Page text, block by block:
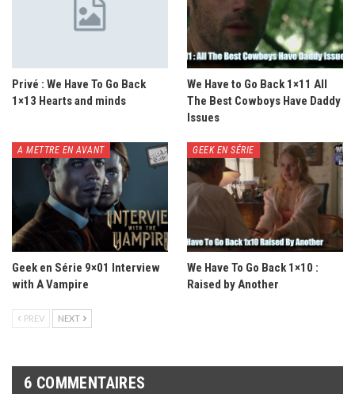
Privé : We Have To Go Back
1×13 Hearts and minds
We Have to Go Back 1×11 All
The Best Cowboys Have Daddy
Issues
A METTRE EN AVANT
Geek en Série 9×01 Interview
with A Vampire
GEEK EN SÉRIE
We Have To Go Back 1×10 :
Raised by Another
PREV NEXT
6 COMMENTAIRES